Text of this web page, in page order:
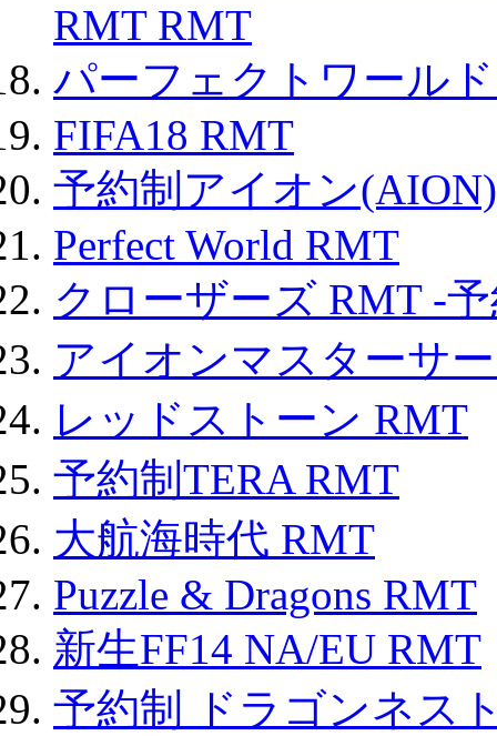
RMT RMT
パーフェクトワール
FIFA18 RMT
予約制アイオン
Perfect World RMT
クローザーズ RMT -
アイオンマスターサ
レッドストーン RMT
予約制TERA RMT
大航海時代 RMT
Puzzle & Dragons RMT
新生FF14 NA/EU RMT
予約制 ドラゴンネス